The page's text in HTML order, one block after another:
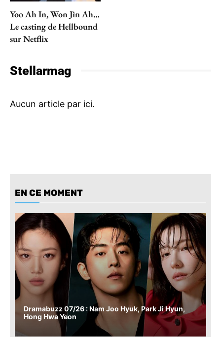
Yoo Ah In, Won Jin Ah…
Le casting de Hellbound
sur Netflix
Stellarmag
EN CE MOMENT
Dramabuzz 07/26 : Nam Joo Hyuk, Park Ji Hyun,
Hong Hwa Yeon